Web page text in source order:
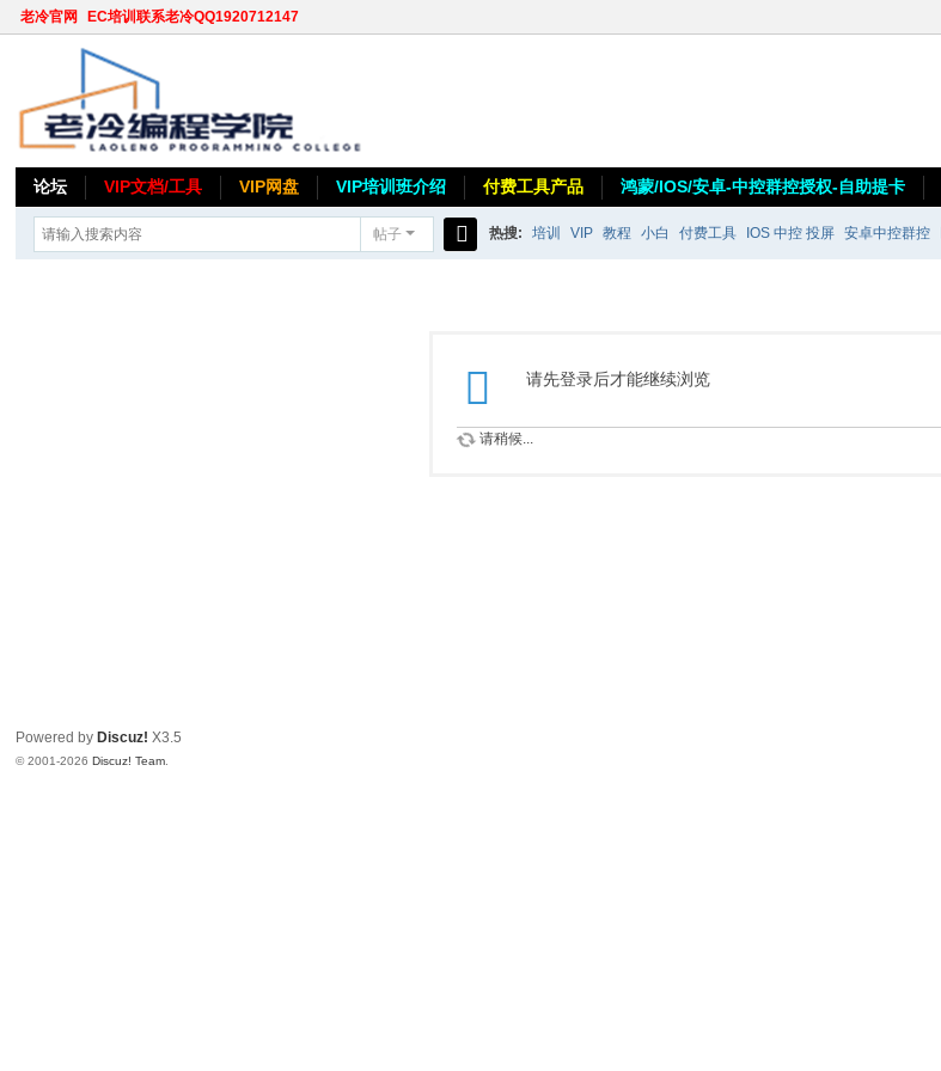
老冷官网 EC培训联系老冷QQ1920712147
论坛 VIP文档/工具 VIP网盘 VIP培训班介绍 付费工具产品 鸿蒙/IOS/安卓-中控群控授权-自助提卡
帖子 热搜: 培训 VIP 教程 小白 付费工具 IOS 中控 投屏 安卓中控群控
请先登录后才能继续浏览
请稍候...
Powered by Discuz! X3.5
© 2001-2026Discuz! Team